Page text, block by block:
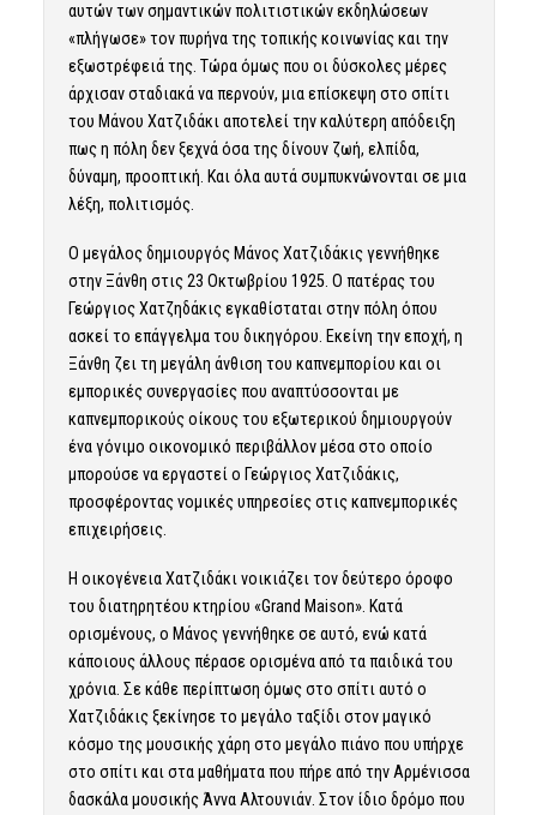
αυτών των σημαντικών πολιτιστικών εκδηλώσεων
«πλήγωσε» τον πυρήνα της τοπικής κοινωνίας και την
εξωστρέφειά της. Τώρα όμως που οι δύσκολες μέρες
άρχισαν σταδιακά να περνούν, μια επίσκεψη στο σπίτι
του Μάνου Χατζιδάκι αποτελεί την καλύτερη απόδειξη
πως η πόλη δεν ξεχνά όσα της δίνουν ζωή, ελπίδα,
δύναμη, προοπτική. Και όλα αυτά συμπυκνώνονται σε μια
λέξη, πολιτισμός.
Ο μεγάλος δημιουργός Μάνος Χατζιδάκις γεννήθηκε
στην Ξάνθη στις 23 Οκτωβρίου 1925. Ο πατέρας του
Γεώργιος Χατζηδάκις εγκαθίσταται στην πόλη όπου
ασκεί το επάγγελμα του δικηγόρου. Εκείνη την εποχή, η
Ξάνθη ζει τη μεγάλη άνθιση του καπνεμπορίου και οι
εμπορικές συνεργασίες που αναπτύσσονται με
καπνεμπορικούς οίκους του εξωτερικού δημιουργούν
ένα γόνιμο οικονομικό περιβάλλον μέσα στο οποίο
μπορούσε να εργαστεί ο Γεώργιος Χατζιδάκις,
προσφέροντας νομικές υπηρεσίες στις καπνεμπορικές
επιχειρήσεις.
Η οικογένεια Χατζιδάκι νοικιάζει τον δεύτερο όροφο
του διατηρητέου κτηρίου «Grand Maison». Κατά
ορισμένους, ο Μάνος γεννήθηκε σε αυτό, ενώ κατά
κάποιους άλλους πέρασε ορισμένα από τα παιδικά του
χρόνια. Σε κάθε περίπτωση όμως στο σπίτι αυτό ο
Χατζιδάκις ξεκίνησε το μεγάλο ταξίδι στον μαγικό
κόσμο της μουσικής χάρη στο μεγάλο πιάνο που υπήρχε
στο σπίτι και στα μαθήματα που πήρε από την Αρμένισσα
δασκάλα μουσικής Άννα Αλτουνιάν. Στον ίδιο δρόμο που